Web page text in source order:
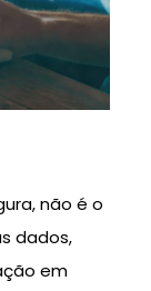
não é o
dados,
em